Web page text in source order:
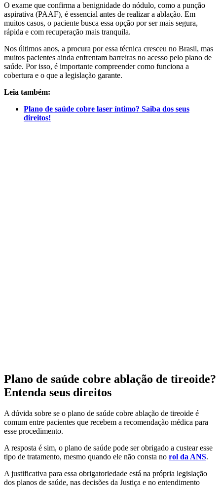
O exame que confirma a benignidade do nódulo, como a punção
aspirativa (PAAF), é essencial antes de realizar a ablação. Em
muitos casos, o paciente busca essa opção por ser mais segura,
rápida e com recuperação mais tranquila.
Nos últimos anos, a procura por essa técnica cresceu no Brasil, mas
muitos pacientes ainda enfrentam barreiras no acesso pelo plano de
saúde. Por isso, é importante compreender como funciona a
cobertura e o que a legislação garante.
Leia também:
Plano de saúde cobre laser íntimo? Saiba dos seus
direitos!
Plano de saúde cobre ablação de tireoide?
Entenda seus direitos
A dúvida sobre se o plano de saúde cobre ablação de tireoide é
comum entre pacientes que recebem a recomendação médica para
esse procedimento.
A resposta é sim, o plano de saúde pode ser obrigado a custear esse
tipo de tratamento, mesmo quando ele não consta no rol da ANS.
A justificativa para essa obrigatoriedade está na própria legislação
dos planos de saúde, nas decisões da Justiça e no entendimento